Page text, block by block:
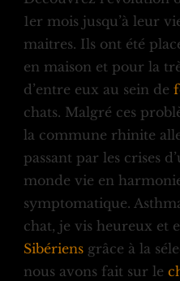
1er mois jusqu’à leur
maitres. Ils ont été
en maison et pour la
d’entre eux au sein de
chats. Malgré ces
la commune rhinite
passant par les crises
monde vie en
symptomatique.
chat, je vis heureux et
Sibériens grâce à la
nous avons fait sur le